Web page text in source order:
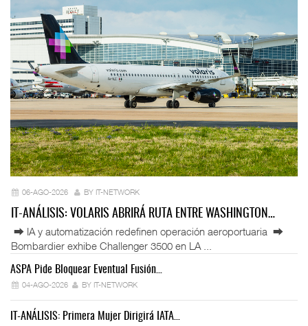
06-AGO-2026 BY IT-NETWORK
IT-ANÁLISIS: VOLARIS ABRIRÁ RUTA ENTRE WASHINGTON…
⮕ IA y automatización redefinen operación aeroportuaria ⮕
Bombardier exhibe Challenger 3500 en LA ...
ASPA Pide Bloquear Eventual Fusión…
04-AGO-2026 BY IT-NETWORK
IT-ANÁLISIS: Primera Mujer Dirigirá IATA…